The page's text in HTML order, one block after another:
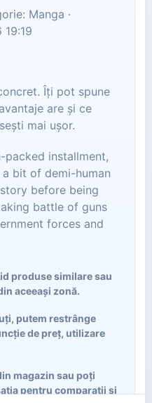
Manga ·
Îți pot spune
are și ce
mai ușor.
packed installment,
bit of demi-human
before being
battle of guns
forces and
produse similare sau
aceeași zonă.
putem restrânge
de preț, utilizare
magazin sau poți
pentru comparații și